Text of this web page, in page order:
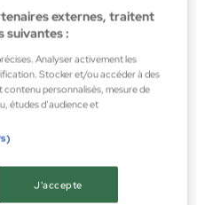
externes, traitent
suivantes :
Analyser activement les
Stocker et/ou accéder à des
personnalisés, mesure de
études d’audience et
J'accepte